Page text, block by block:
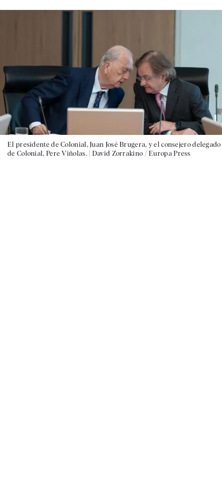
El presidente de Colonial, Juan José Brugera, y el consejero delegado
de Colonial, Pere Viñolas. | David Zorrakino / Europa Press